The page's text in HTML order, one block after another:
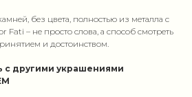
без цвета, полностью из металла с
– не просто слова, а способ смотреть
и достоинством.
с другими украшениями